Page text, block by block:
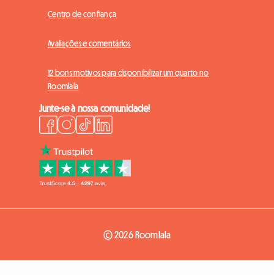
Centro de confiança
Avaliações e comentários
12 bons motivos para disponibilizar um quarto no
Roomlala
Junte-se à nossa comunidade!
© 2026 Roomlala